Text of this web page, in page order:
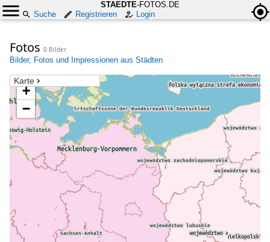
STAEDTE-FOTOS.DE
Suche
Registrieren Login
Fotos 0 Bilder
Bilder, Fotos und Impressionen aus Städten
Karte
+
−